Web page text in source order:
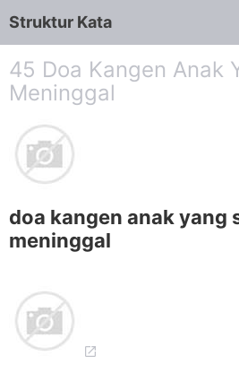
Struktur Kata
45 Doa Kangen Anak
Meninggal
doa kangen anak yang
meninggal